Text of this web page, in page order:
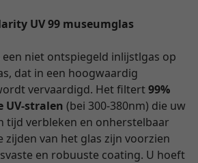
UV 99 museumglas
een niet ontspiegeld inlijstlgas op
dat in een hoogwaardig
vervaardigd. Het filtert99%
UV-stralen (bei 300-380nm) die uw
tijd verbleken en onherstelbaar
zijden van het glas zijn voorzien
en robuuste coating. U hoeft